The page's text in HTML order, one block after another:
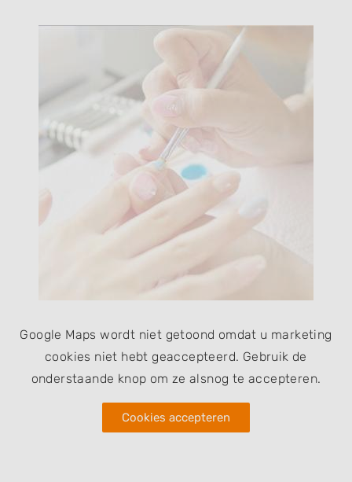
Google Maps wordt niet getoond omdat u marketing
cookies niet hebt geaccepteerd. Gebruik de
onderstaande knop om ze alsnog te accepteren.
Cookies accepteren